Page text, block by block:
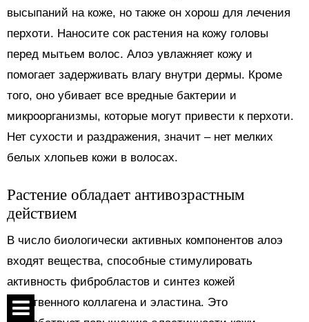
высыпаний на коже, но также он хорош для лечения
перхоти. Наносите сок растения на кожу головы
перед мытьем волос. Алоэ увлажняет кожу и
помогает задерживать влагу внутри дермы. Кроме
того, оно убивает все вредные бактерии и
микроорганизмы, которые могут привести к перхоти.
Нет сухости и раздражения, значит – нет мелких
белых хлопьев кожи в волосах.
Растение обладает антивозрастным
действием
В число биологически активных компонентов алоэ
входят вещества, способные стимулировать
активность фибробластов и синтез кожей
собственного коллагена и эластина. Это